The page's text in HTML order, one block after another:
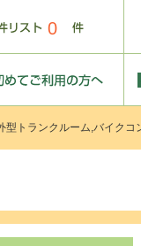
0
トランクルーム,バイクコ